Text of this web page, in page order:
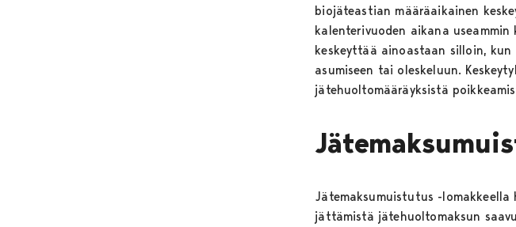
biojäteastian määräaikainen
kalenterivuoden aikana
keskeyttää ainoastaan silloin,
asumiseen tai oleskeluun.
jätehuoltomääräyksistä
Jätemaksumuistutus -
jättämistä jätehuoltomaksun